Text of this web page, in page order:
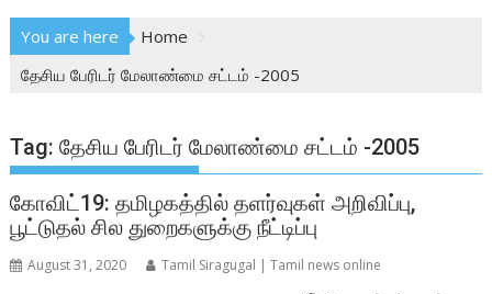
You are here
Home
தேசிய பேரிடர் மேலாண்மை சட்டம் -2005
Tag:தேசிய பேரிடர் மேலாண்மை சட்டம் -2005
கோவிட்19: தமிழகத்தில் தளர்வுகள் அறிவிப்பு,
பூட்டுதல் சில துறைகளுக்கு நீட்டிப்பு
August 31, 2020 Tamil Siragugal | Tamil news online